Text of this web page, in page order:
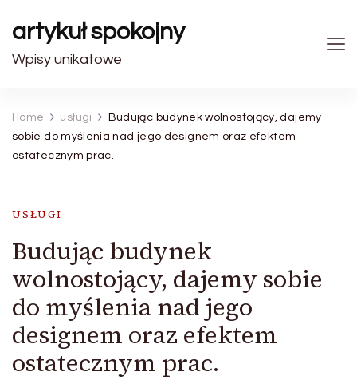
artykuł spokojny
Wpisy unikatowe
Home usługi
Budując budynek wolnostojący, dajemy
sobie do myślenia nad jego designem oraz efektem
ostatecznym prac.
USŁUGI
Budując budynek
wolnostojący, dajemy sobie
do myślenia nad jego
designem oraz efektem
ostatecznym prac.